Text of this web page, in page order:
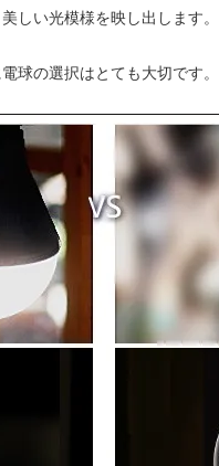
しい光模様を映し出します。
球の選択はとても大切です。